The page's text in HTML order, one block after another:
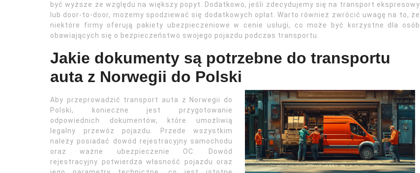
być wyższe ze względu na większy popyt. Dodatkowo, jeśli zdecydujemy się na transport ekspresowy
lub door-to-door, możemy spodziewać się dodatkowych opłat. Warto również zwrócić uwagę na to, że
niektóre firmy oferują pakiety ubezpieczeniowe w cenie usługi, co może być korzystne dla osób
obawiających się o bezpieczeństwo swojego pojazdu podczas transportu.
Jakie dokumenty są potrzebne do transportu
auta z Norwegii do Polski
Aby przeprowadzić transport auta z Norwegii do
Polski, konieczne jest przygotowanie
odpowiednich dokumentów, które umożliwią
legalny przewóz pojazdu. Przede wszystkim
należy posiadać dowód rejestracyjny samochodu
oraz ważne ubezpieczenie OC. Dowód
rejestracyjny potwierdza własność pojazdu oraz